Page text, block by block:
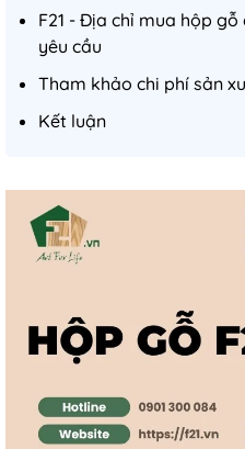
F21 - Địa chỉ mua hộp
yêu cầu
Tham khảo chi phí sản
Kết luận